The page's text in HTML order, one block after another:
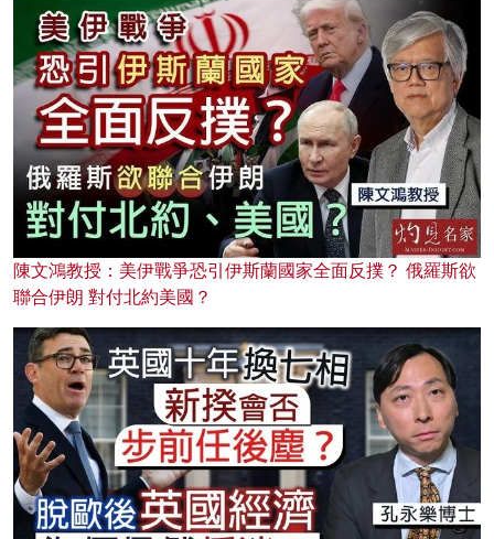
陳文鴻教授：美伊戰爭恐引伊斯蘭國家全面反撲？ 俄羅斯欲
聯合伊朗 對付北約美國？